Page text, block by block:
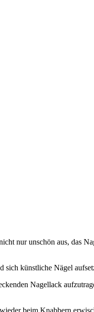
nur unschön aus, das
künstliche Nägel
Nagellack